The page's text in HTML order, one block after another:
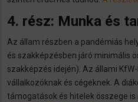
4. rész: Munka és
Az állam részben a pandémiás
és szakképzésben járó minimális
szakképzés idején). Az állami
vállalkozóknak és cégeknek. A
támogatások és hitelek összege